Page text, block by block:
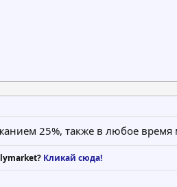
25%, также в любое
Кликай сюда!